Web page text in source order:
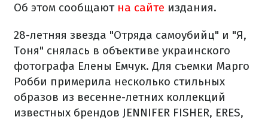
Об этом сообщают на сайте издания.
28-летняя звезда "Отряда самоубийц" и "Я,
Тоня" снялась в объективе украинского
фотографа Елены Емчук. Для съемки Марго
Робби примерила несколько стильных
образов из весенне-летних коллекций
известных брендов JENNIFER FISHER, ERES,